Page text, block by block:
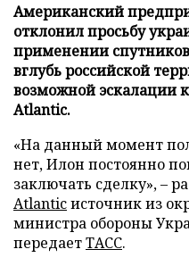
Американский
отклонил просьбу
применении
вглубь российской
возможной эскалации
Atlantic.
«На данный момент
нет, Илон постоянно
заключать сделку», –
Atlanticисточник из
министра обороны
передаетТАСС.